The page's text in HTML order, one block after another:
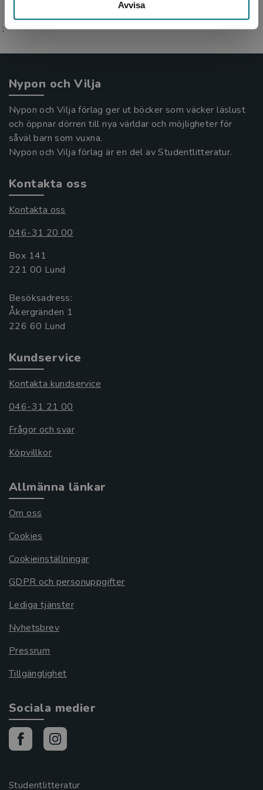
Avvisa
;
Nypon och Vilja
Nypon och Vilja förlag ger ut böcker som väcker läslust
och öppnar dörren till nya världar och möjligheter för
såväl barn som vuxna.
Nypon och Vilja förlag är en del av Studentlitteratur.
Kontakta oss
Kontakta oss
046-31 20 00
Box 141
221 00 Lund
Besöksadress:
Åkergränden 1
Kundservice
Kontakta kundservice
046-31 21 00
Frågor och svar
Köpvillkor
Allmänna länkar
Om oss
Cookies
Cookieinställningar
GDPR och personuppgifter
Lediga tjänster
Nyhetsbrev
Pressrum
Tillgänglighet
Sociala medier
Studentlitteratur